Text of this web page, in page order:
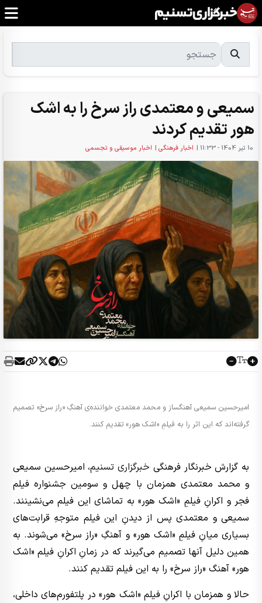
سمیعی و معتمدی راز سرخ را به اشک
هور تقدیم کردند
10 تير 1404 - 11:33 | اخبار فرهنگی | اخبار موسیقی و تجسمی
امیرحسین سمیعی آهنگساز و محمد معتمدی خواننده‌ی آهنگِ «راز سرخ» تصمیم
گرفته‌اند که این اثر را به فیلمِ «اشک هور» تقدیم کنند.
به گزارش خبرنگار فرهنگی خبرگزاری تسنیم، امیرحسین سمیعی
و محمد معتمدی همزمان با چهل و سومین جشنواره فیلم
فجر و اکرانِ فیلمِ «اشک هور» به تماشای این فیلم می‌نشینند.
سمیعی و معتمدی پس از دیدنِ این فیلم متوجهِ قرابت‌های
بسیاری میانِ فیلمِ «اشک هور» و آهنگِ «راز سرخ» می‌شوند. به
همین دلیل آنها تصمیم می‌گیرند که در زمانِ اکرانِ فیلم «اشک
هور» آهنگ «راز سرخ» را به این فیلم تقدیم کنند.
حالا و همزمان با اکرانِ فیلم «اشک هور» در پلتفورم‌های داخلی،